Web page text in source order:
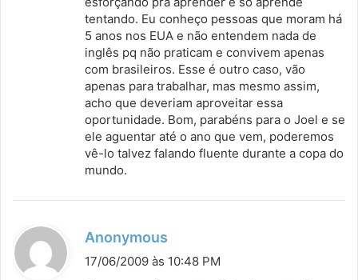
tentando. Eu conheço pessoas que moram há
5 anos nos EUA e não entendem nada de
inglês pq não praticam e convivem apenas
com brasileiros. Esse é outro caso, vão
apenas para trabalhar, mas mesmo assim,
acho que deveriam aproveitar essa
oportunidade. Bom, parabéns para o Joel e se
ele aguentar até o ano que vem, poderemos
vê-lo talvez falando fluente durante a copa do
mundo.
Anonymous
i
17/06/2009 às 10:48 PM